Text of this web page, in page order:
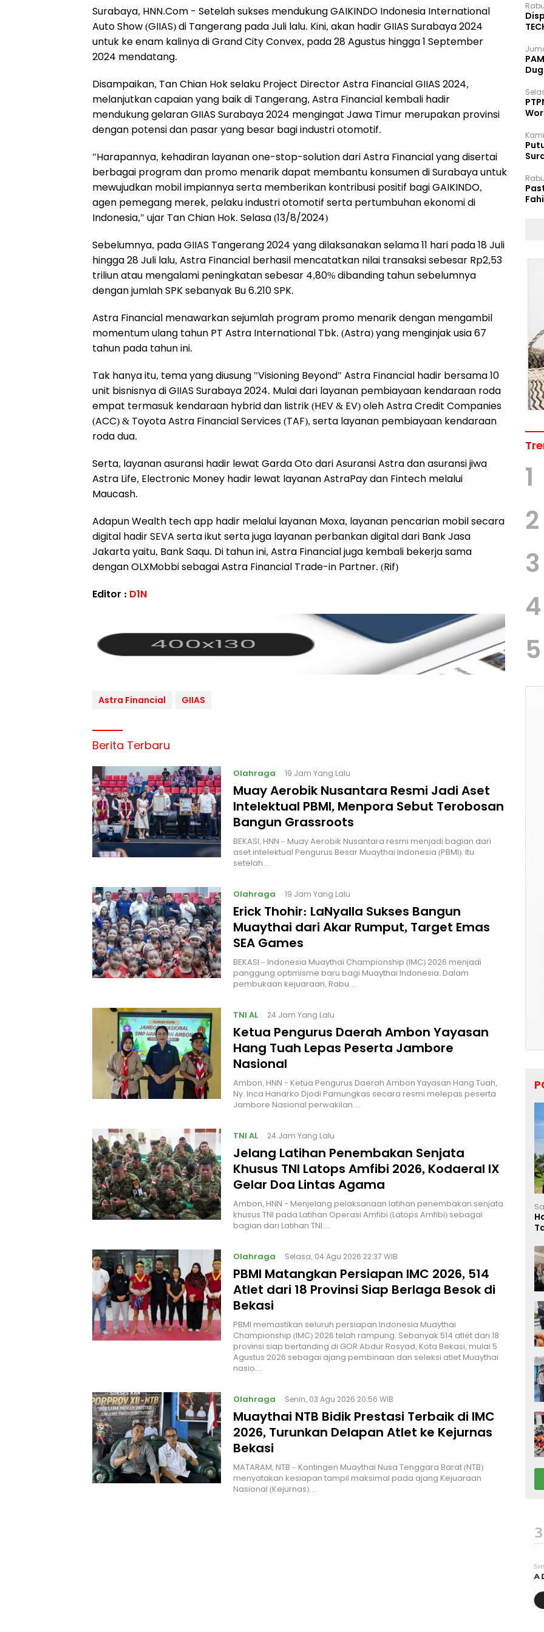
Surabaya, HNN.Com - Setelah sukses mendukung GAIKINDO Indonesia International
Auto Show (GIIAS) di Tangerang pada Juli lalu. Kini, akan hadir GIIAS Surabaya 2024
untuk ke enam kalinya di Grand City Convex, pada 28 Agustus hingga 1 September
2024 mendatang.
Disampaikan, Tan Chian Hok selaku Project Director Astra Financial GIIAS 2024,
melanjutkan capaian yang baik di Tangerang, Astra Financial kembali hadir
mendukung gelaran GIIAS Surabaya 2024 mengingat Jawa Timur merupakan provinsi
dengan potensi dan pasar yang besar bagi industri otomotif.
"Harapannya, kehadiran layanan one-stop-solution dari Astra Financial yang disertai
berbagai program dan promo menarik dapat membantu konsumen di Surabaya untuk
mewujudkan mobil impiannya serta memberikan kontribusi positif bagi GAIKINDO,
agen pemegang merek, pelaku industri otomotif serta pertumbuhan ekonomi di
Indonesia," ujar Tan Chian Hok. Selasa (13/8/2024)
Sebelumnya, pada GIIAS Tangerang 2024 yang dilaksanakan selama 11 hari pada 18 Juli
hingga 28 Juli lalu, Astra Financial berhasil mencatatkan nilai transaksi sebesar Rp2,53
triliun atau mengalami peningkatan sebesar 4,80% dibanding tahun sebelumnya
dengan jumlah SPK sebanyak Bu 6.210 SPK.
Astra Financial menawarkan sejumlah program promo menarik dengan mengambil
momentum ulang tahun PT Astra International Tbk. (Astra) yang menginjak usia 67
tahun pada tahun ini.
Tak hanya itu, tema yang diusung "Visioning Beyond" Astra Financial hadir bersama 10
unit bisnisnya di GIIAS Surabaya 2024. Mulai dari layanan pembiayaan kendaraan roda
empat termasuk kendaraan hybrid dan listrik (HEV & EV) oleh Astra Credit Companies
(ACC) & Toyota Astra Financial Services (TAF), serta layanan pembiayaan kendaraan
roda dua.
Serta, layanan asuransi hadir lewat Garda Oto dari Asuransi Astra dan asuransi jiwa
Astra Life, Electronic Money hadir lewat layanan AstraPay dan Fintech melalui
Maucash.
Adapun Wealth tech app hadir melalui layanan Moxa, layanan pencarian mobil secara
digital hadir SEVA serta ikut serta juga layanan perbankan digital dari Bank Jasa
Jakarta yaitu, Bank Saqu. Di tahun ini, Astra Financial juga kembali bekerja sama
dengan OLXMobbi sebagai Astra Financial Trade-in Partner. (Rif)
Editor : D1N
Astra Financial GIIAS
Berita Terbaru
Olahraga 19 Jam Yang Lalu
Muay Aerobik Nusantara Resmi Jadi Aset
Intelektual PBMI, Menpora Sebut Terobosan
Bangun Grassroots
BEKASI, HNN – Muay Aerobik Nusantara resmi menjadi bagian dari
aset intelektual Pengurus Besar Muaythai Indonesia (PBMI). Itu
setelah…
Olahraga 19 Jam Yang Lalu
Erick Thohir: LaNyalla Sukses Bangun
Muaythai dari Akar Rumput, Target Emas
SEA Games
BEKASI – Indonesia Muaythai Championship (IMC) 2026 menjadi
panggung optimisme baru bagi Muaythai Indonesia. Dalam
pembukaan kejuaraan, Rabu…
TNI AL 24 Jam Yang Lalu
Ketua Pengurus Daerah Ambon Yayasan
Hang Tuah Lepas Peserta Jambore
Nasional
Ambon, HNN - Ketua Pengurus Daerah Ambon Yayasan Hang Tuah,
Ny. Inca Hanarko Djodi Pamungkas secara resmi melepas peserta
Jambore Nasional perwakilan…
TNI AL 24 Jam Yang Lalu
Jelang Latihan Penembakan Senjata
Khusus TNI Latops Amfibi 2026, Kodaeral IX
Gelar Doa Lintas Agama
Ambon, HNN - Menjelang pelaksanaan latihan penembakan senjata
khusus TNI pada Latihan Operasi Amfibi (Latops Amfibi) sebagai
bagian dari Latihan TNI…
Olahraga Selasa, 04 Agu 2026 22:37 WIB
PBMI Matangkan Persiapan IMC 2026, 514
Atlet dari 18 Provinsi Siap Berlaga Besok di
Bekasi
PBMI memastikan seluruh persiapan Indonesia Muaythai
Championship (IMC) 2026 telah rampung. Sebanyak 514 atlet dari 18
provinsi siap bertanding di GOR Abdur Rosyad, Kota Bekasi, mulai 5
Agustus 2026 sebagai ajang pembinaan dan seleksi atlet Muaythai
nasio…
Olahraga Senin, 03 Agu 2026 20:56 WIB
Muaythai NTB Bidik Prestasi Terbaik di IMC
2026, Turunkan Delapan Atlet ke Kejurnas
Bekasi
MATARAM, NTB – Kontingen Muaythai Nusa Tenggara Barat (NTB)
menyatakan kesiapan tampil maksimal pada ajang Kejuaraan
Nasional (Kejurnas)…
1
2
3
4
5